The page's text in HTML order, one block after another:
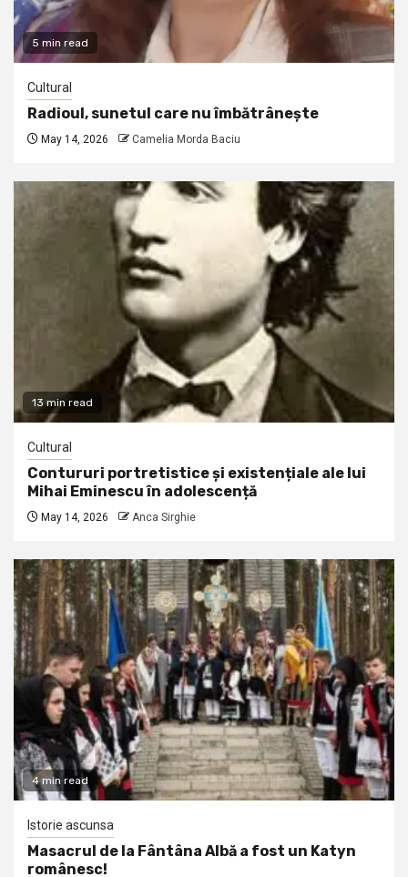
5 min read
Cultural
Radioul, sunetul care nu îmbătrânește
May 14, 2026 Camelia Morda Baciu
13 min read
Cultural
Contururi portretistice și existențiale ale lui
Mihai Eminescu în adolescență
May 14, 2026 Anca Sirghie
4 min read
Istorie ascunsa
Masacrul de la Fântâna Albă a fost un Katyn
românesc!